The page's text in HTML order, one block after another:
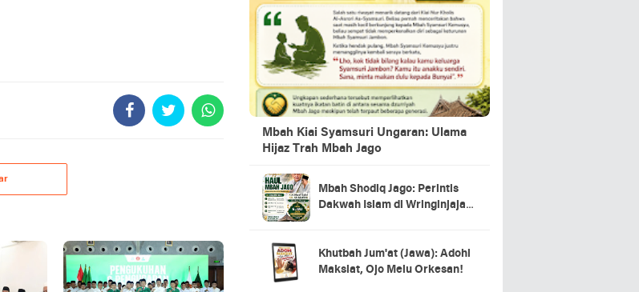
Mbah Kiai Syamsuri Ungaran: Ulama
Hijaz Trah Mbah Jago
Mbah Shodiq Jago: Perintis
Dakwah Islam di Wringinjajar,
Khutbah Jum'at (Jawa): Adohi
Maksiat, Ojo Melu Orkesan!